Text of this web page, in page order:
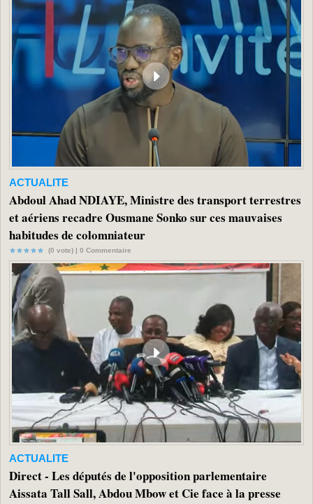
ACTUALITE
Abdoul Ahad NDIAYE, Ministre des transport terrestres
et aériens recadre Ousmane Sonko sur ces mauvaises
habitudes de colomniateur
(0 vote) | 0 Commentaire
ACTUALITE
Direct - Les députés de l'opposition parlementaire
Aissata Tall Sall, Abdou Mbow et Cie face à la presse